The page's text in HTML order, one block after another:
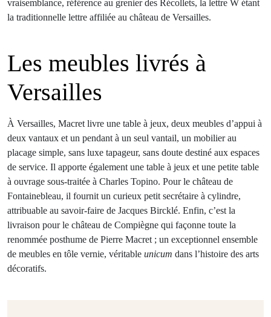
vraisemblance, référence au grenier des Récollets, la lettre W étant
la traditionnelle lettre affiliée au château de Versailles.
Les meubles livrés à
Versailles
À Versailles, Macret livre une table à jeux, deux meubles d’appui à
deux vantaux et un pendant à un seul vantail, un mobilier au
placage simple, sans luxe tapageur, sans doute destiné aux espaces
de service. Il apporte également une table à jeux et une petite table
à ouvrage sous-traitée à Charles Topino. Pour le château de
Fontainebleau, il fournit un curieux petit secrétaire à cylindre,
attribuable au savoir-faire de Jacques Bircklé. Enfin, c’est la
livraison pour le château de Compiègne qui façonne toute la
renommée posthume de Pierre Macret ; un exceptionnel ensemble
de meubles en tôle vernie, véritable unicum dans l’histoire des arts
décoratifs.